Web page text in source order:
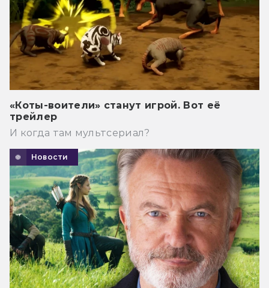
«Коты-воители» станут игрой. Вот её
трейлер
И когда там мультсериал?
Новости